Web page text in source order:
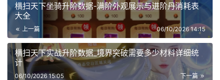
横扫天下坐骑升阶数据-满阶外观展示与进阶丹消耗表
大全
上一篇 06/10/2026 14:15
横扫天下实战升阶数据_境界突破需要多少材料详细统
计
下一篇
06/10/2026 15:05